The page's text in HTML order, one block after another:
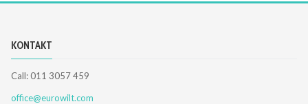
KONTAKT
Call: 011 3057 459
office@eurowilt.com